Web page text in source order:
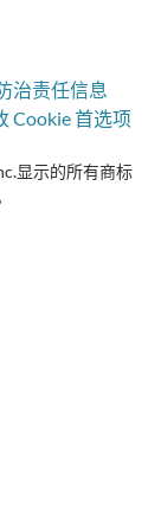
治责任信息
Cookie 首选项
显示的所有商标